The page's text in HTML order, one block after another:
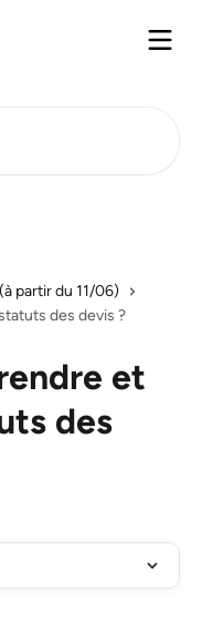
partir du 11/06)
des devis ?
et
des